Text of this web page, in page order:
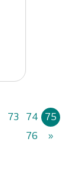
73 74
75
76
»